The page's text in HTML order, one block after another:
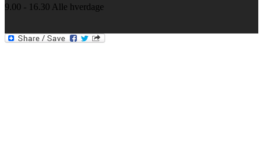
9.00 - 16.30 Alle hverdage